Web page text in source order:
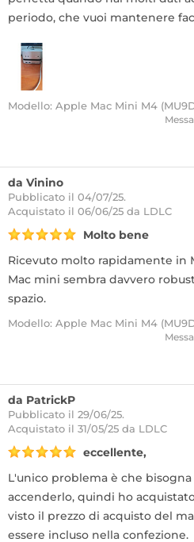
periodo, che vuoi mantenere
Modello: Apple Mac Mini M4
da Vinino
Pubblicato il 04/07/25.
Acquistato il 06/06/25 da LDLC
Molto bene
Ricevuto molto rapidamente in
Mac mini sembra davvero
spazio.
Modello: Apple Mac Mini M4
da PatrickP
Pubblicato il 29/06/25.
Acquistato il 31/05/25 da LDLC
eccellente,
L'unico problema è che
accenderlo, quindi ho
visto il prezzo di acquisto del
essere incluso nella confezione.